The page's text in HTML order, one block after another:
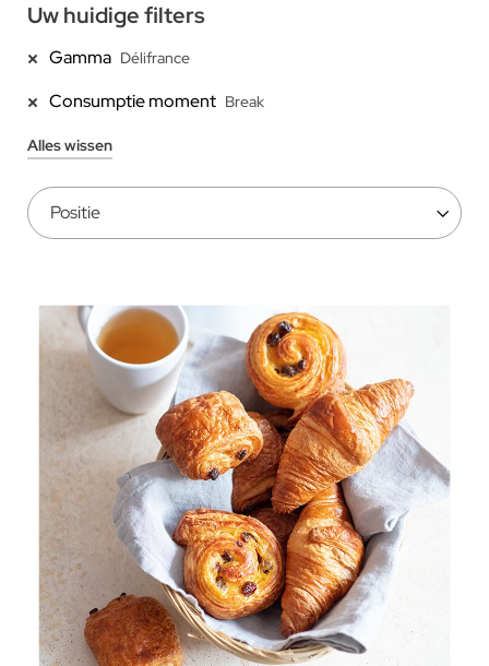
Uw huidige filters
Gamma Délifrance
Consumptie moment Break
Alles wissen